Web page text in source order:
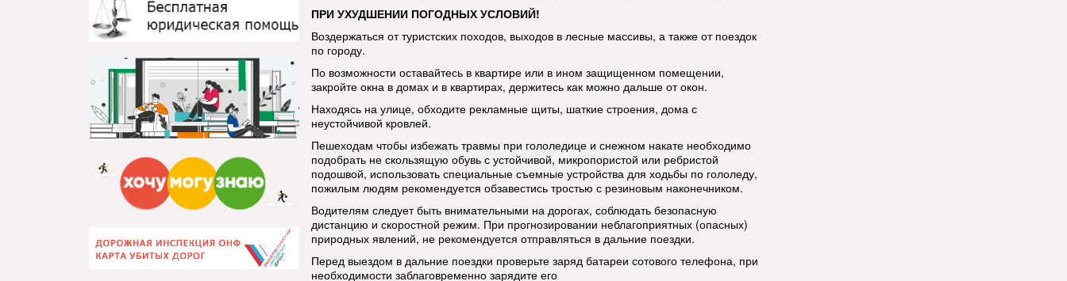
ПРИ УХУДШЕНИИ ПОГОДНЫХ УСЛОВИЙ!
Воздержаться от туристских походов, выходов в лесные массивы, а также от поездок
по городу.
По возможности оставайтесь в квартире или в ином защищенном помещении,
закройте окна в домах и в квартирах, держитесь как можно дальше от окон.
Находясь на улице, обходите рекламные щиты, шаткие строения, дома с
неустойчивой кровлей.
Пешеходам чтобы избежать травмы при гололедице и снежном накате необходимо
подобрать не скользящую обувь с устойчивой, микропористой или ребристой
подошвой, использовать специальные съемные устройства для ходьбы по гололеду,
пожилым людям рекомендуется обзавестись тростью с резиновым наконечником.
Водителям следует быть внимательными на дорогах, соблюдать безопасную
дистанцию и скоростной режим. При прогнозировании неблагоприятных (опасных)
природных явлений, не рекомендуется отправляться в дальние поездки.
Перед выездом в дальние поездки проверьте заряд батареи сотового телефона, при
необходимости заблаговременно зарядите его